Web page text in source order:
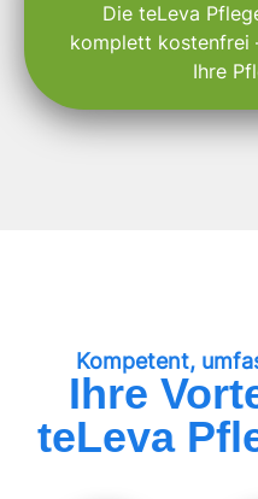
Die teLeva
komplett kostenfrei
Ihre
Kompetent,
Ihre
teLeva